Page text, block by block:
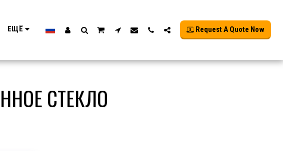
ЕЩЁ Request A Quote Now
СТЕКЛО